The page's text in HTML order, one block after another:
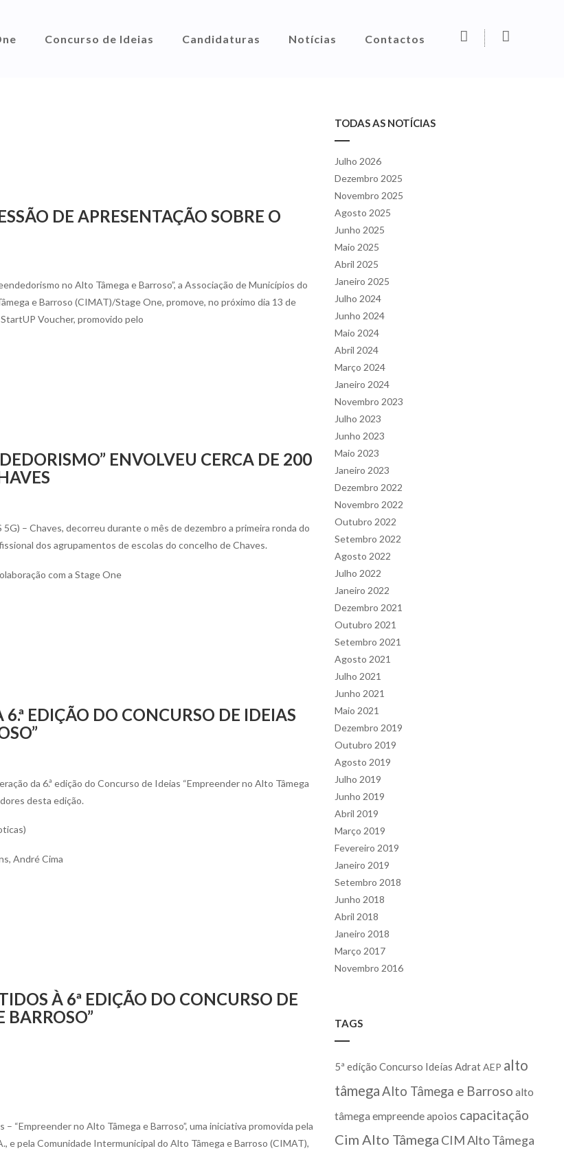
Concurso de Ideias Candidaturas Notícias Contactos
DE APRESENTAÇÃO SOBRE O
no Alto Tâmega e Barroso”, a Associação de Municípios do
e Barroso (CIMAT)/Stage One, promove, no próximo dia 13 de
Voucher, promovido pelo
ENVOLVEU CERCA DE 200
– Chaves, decorreu durante o mês de dezembro a primeira ronda do
dos agrupamentos de escolas do concelho de Chaves.
com a Stage One
EDIÇÃO DO CONCURSO DE IDEIAS
da 6.ª edição do Concurso de Ideias “Empreender no Alto Tâmega
desta edição.
André Cima
À 6ª EDIÇÃO DO CONCURSO DE
BARROSO”
“Empreender no Alto Tâmega e Barroso”, uma iniciativa promovida pela
e pela Comunidade Intermunicipal do Alto Tâmega e Barroso (CIMAT),
TODAS AS NOTÍCIAS
Julho 2026
Dezembro 2025
Novembro 2025
Agosto 2025
Junho 2025
Maio 2025
Abril 2025
Janeiro 2025
Julho 2024
Junho 2024
Maio 2024
Abril 2024
Março 2024
Janeiro 2024
Novembro 2023
Julho 2023
Junho 2023
Maio 2023
Janeiro 2023
Dezembro 2022
Novembro 2022
Outubro 2022
Setembro 2022
Agosto 2022
Julho 2022
Janeiro 2022
Dezembro 2021
Outubro 2021
Setembro 2021
Agosto 2021
Julho 2021
Junho 2021
Maio 2021
Dezembro 2019
Outubro 2019
Agosto 2019
Julho 2019
Junho 2019
Abril 2019
Março 2019
Fevereiro 2019
Janeiro 2019
Setembro 2018
Junho 2018
Abril 2018
Janeiro 2018
Março 2017
Novembro 2016
TAGS
5ª edição Concurso Ideias Adrat AEP alto
tâmegaAlto Tâmega e Barroso alto
tâmega empreendeapoios capacitação
Cim Alto Tâmega CIM Alto Tâmega